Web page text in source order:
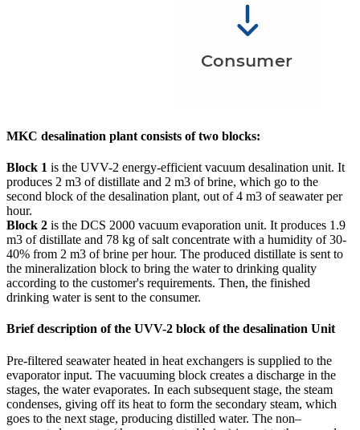
MKC desalination plant consists of two blocks:
Block 1 is the UVV-2 energy-efficient vacuum desalination unit. It
produces 2 m3 of distillate and 2 m3 of brine, which go to the
second block of the desalination plant, out of 4 m3 of seawater per
hour.
Block 2 is the DCS 2000 vacuum evaporation unit. It produces 1.9
m3 of distillate and 78 kg of salt concentrate with a humidity of 30-
40% from 2 m3 of brine per hour. The produced distillate is sent to
the mineralization block to bring the water to drinking quality
according to the customer's requirements. Then, the finished
drinking water is sent to the consumer.
Brief description of the UVV-2 block of the desalination Unit
Pre-filtered seawater heated in heat exchangers is supplied to the
evaporator input. The vacuuming block creates a discharge in the
stages, the water evaporates. In each subsequent stage, the steam
condenses, giving off its heat to form the secondary steam, which
goes to the next stage, producing distilled water. The non–